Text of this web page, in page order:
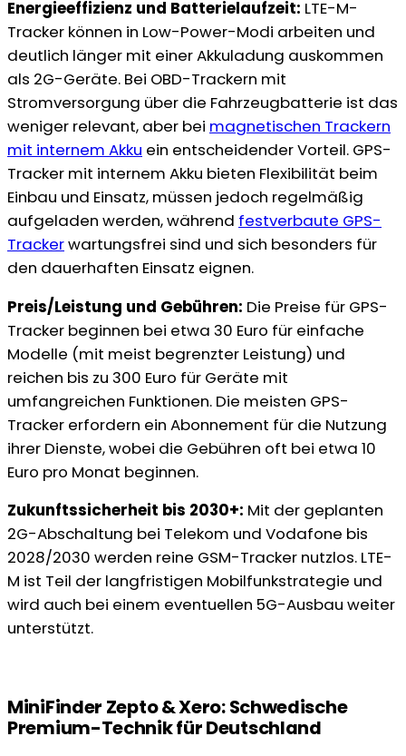
Energieeffizienz und Batterielaufzeit: LTE-M-
Tracker können in Low-Power-Modi arbeiten und
deutlich länger mit einer Akkuladung auskommen
als 2G-Geräte. Bei OBD-Trackern mit
Stromversorgung über die Fahrzeugbatterie ist das
weniger relevant, aber bei magnetischen Trackern
mit internem Akku ein entscheidender Vorteil. GPS-
Tracker mit internem Akku bieten Flexibilität beim
Einbau und Einsatz, müssen jedoch regelmäßig
aufgeladen werden, während festverbaute GPS-
Trackerwartungsfrei sind und sich besonders für
den dauerhaften Einsatz eignen.
Preis/Leistung und Gebühren: Die Preise für GPS-
Tracker beginnen bei etwa 30 Euro für einfache
Modelle (mit meist begrenzter Leistung) und
reichen bis zu 300 Euro für Geräte mit
umfangreichen Funktionen. Die meisten GPS-
Tracker erfordern ein Abonnement für die Nutzung
ihrer Dienste, wobei die Gebühren oft bei etwa 10
Euro pro Monat beginnen.
Zukunftssicherheit bis 2030+: Mit der geplanten
2G-Abschaltung bei Telekom und Vodafone bis
2028/2030 werden reine GSM-Tracker nutzlos. LTE-
M ist Teil der langfristigen Mobilfunkstrategie und
wird auch bei einem eventuellen 5G-Ausbau weiter
unterstützt.
MiniFinder Zepto & Xero: Schwedische
Premium-Technik für Deutschland